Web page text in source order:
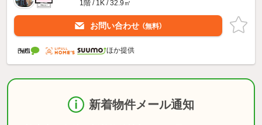
1階 / 1K / 32.9㎡
お問い合わせ （無料）
ほか提供
新着物件メール通知